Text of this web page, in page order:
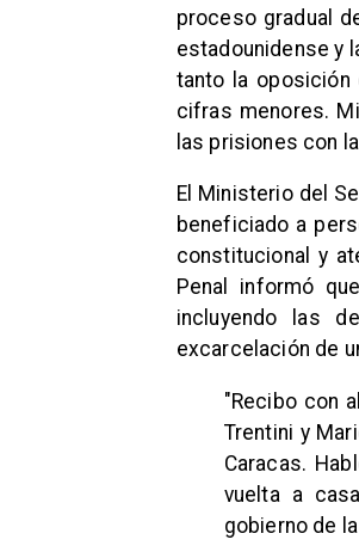
proceso gradual
estadounidense y
tanto la oposición
cifras menores.
las prisiones con
El Ministerio del
beneficiado a
constitucional y
Penal informó
incluyendo las
excarcelación de
"Recibo con
Trentini y
Caracas.
vuelta a
gobierno de